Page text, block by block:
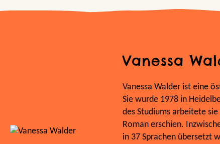
Vanessa
Vanessa Walder ist eine
Sie wurde 1978 in
des Studiums arbeitete
Roman erschien.
in 37 Sprachen übersetzt